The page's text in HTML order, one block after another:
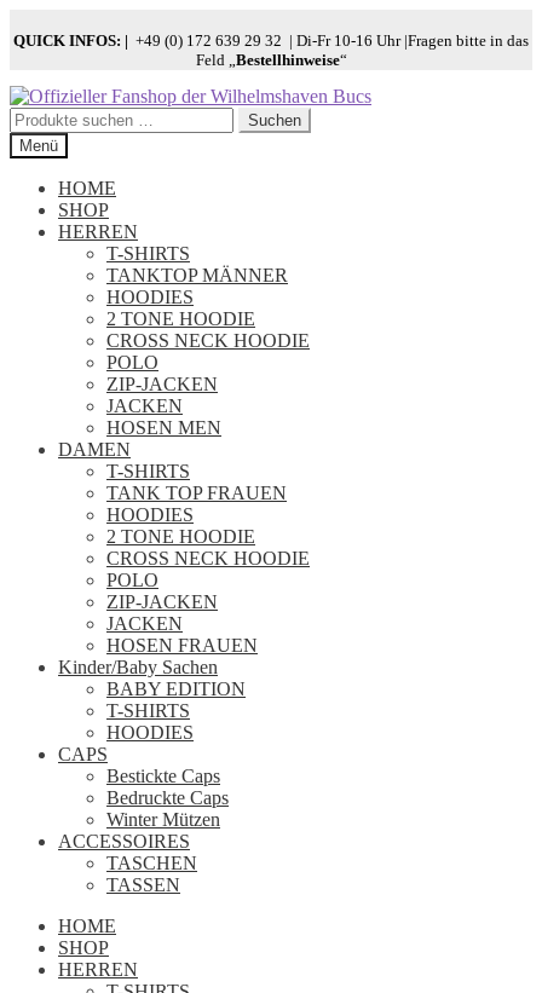
QUICK INFOS: | +49 (0) 172 639 29 32 | Di-Fr 10-16 Uhr |Fragen bitte in das
Feld „Bestellhinweise“
Zur
Navigation
springen
Zum
Inhalt
springen
Suchen
nach:
Suchen
Menü
HOME
SHOP
HERREN
T-SHIRTS
TANKTOP MÄNNER
HOODIES
2 TONE HOODIE
CROSS NECK HOODIE
POLO
ZIP-JACKEN
JACKEN
HOSEN MEN
DAMEN
T-SHIRTS
TANK TOP FRAUEN
HOODIES
2 TONE HOODIE
CROSS NECK HOODIE
POLO
ZIP-JACKEN
JACKEN
HOSEN FRAUEN
Kinder/Baby Sachen
BABY EDITION
T-SHIRTS
HOODIES
CAPS
Bestickte Caps
Bedruckte Caps
Winter Mützen
ACCESSOIRES
TASCHEN
TASSEN
HOME
SHOP
HERREN